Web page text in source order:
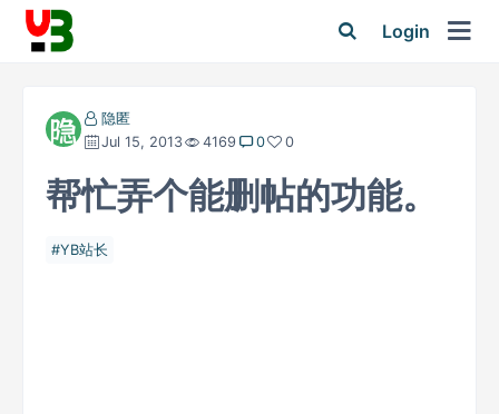
Login
隐匿
Jul 15, 2013
4169 0 0
帮忙弄个能删帖的功能。
YB站长